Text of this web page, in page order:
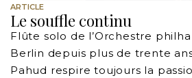
Le souffle continu
ARTICLE
Flûte solo de l’Orchestre
Berlin depuis plus de trente
Pahud respire toujours la